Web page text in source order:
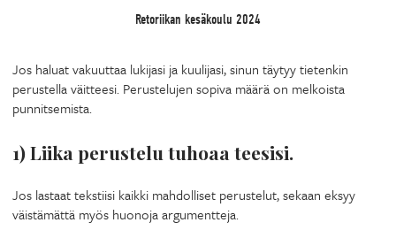
Retoriikan kesäkoulu 2024
Jos haluat vakuuttaa lukijasi ja kuulijasi, sinun täytyy tietenkin
perustella väitteesi. Perustelujen sopiva määrä on melkoista
punnitsemista.
1) Liika perustelu tuhoaa teesisi.
Jos lastaat tekstiisi kaikki mahdolliset perustelut, sekaan eksyy
väistämättä myös huonoja argumentteja.